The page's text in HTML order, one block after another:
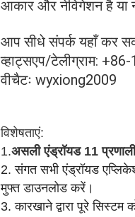
आकार और नेविगेशन है या
आप सीधे संपर्क यहाँ कर
व्हाट्सएप/टेलीग्राम:
वीचैटः wyxiong2009
विशेषताएं:
1.असली एंड्रॉयड 11
2. संगत सभी एंड्रॉयड
मुफ्त डाउनलोड करें।
3. कारखाने द्वारा पूरे सिस्टम